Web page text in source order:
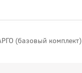
(базовый комплект)